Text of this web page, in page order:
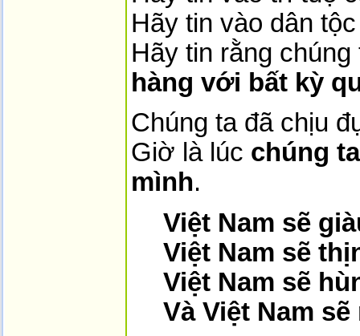
Hãy tin vào dân
Hãy tin rằng
hàng với bất kỳ
Chúng ta đã chịu
Giờ là lúc chúng
mình.
Việt Nam sẽ
Việt Nam sẽ
Việt Nam sẽ
Và Việt Nam